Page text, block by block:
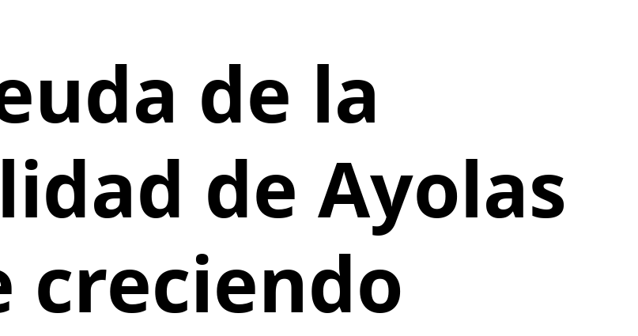
de la
de Ayolas
creciendo